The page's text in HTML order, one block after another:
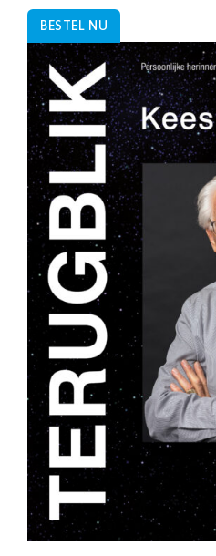
BESTEL NU